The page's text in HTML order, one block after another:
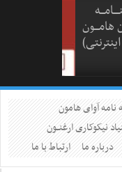
هامـــون
نامه آوای هامون
نیکوکاری ارغنــون
درباره ما ارتباط با ما